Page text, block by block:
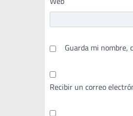
Guarda mi nombre,
Recibir un correo